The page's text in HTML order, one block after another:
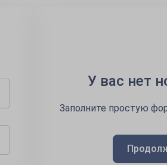
У вас нет
Заполните простую